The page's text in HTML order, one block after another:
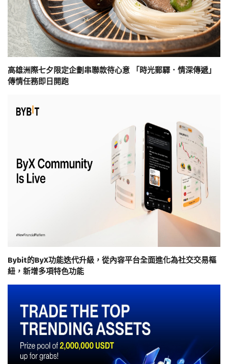
高雄洲際七夕限定企劃串聯款待心意 「時光郵驛．情深傳遞」
傳情任務即日開跑
Bybit的ByX功能迭代升級，從內容平台全面進化為社交交易樞
紐，新增多項特色功能